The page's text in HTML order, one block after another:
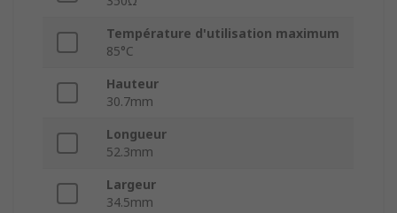
Température d'utilisation maximum
85°C
Hauteur
30.7mm
Longueur
52.3mm
Largeur
34.5mm